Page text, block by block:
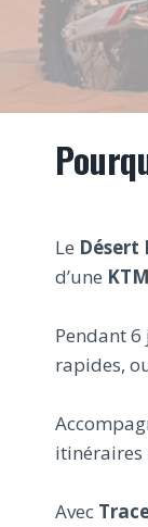
Le Désert
d’une
Pendant 6
rapides,
itinéraires
Avec